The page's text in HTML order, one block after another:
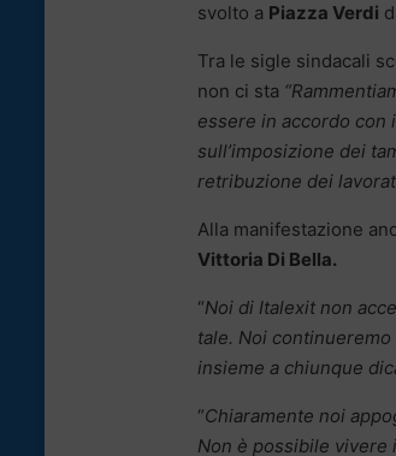
svolto a Piazza Verdi
Tra le sigle sindacali
non ci sta
essere in accordo con
sull’imposizione dei
retribuzione dei
Alla manifestazione
Vittoria Di Bella.
“Noi di Italexit non
tale. Noi
insieme a chiunque
“Chiaramente noi
Non è possibile vivere